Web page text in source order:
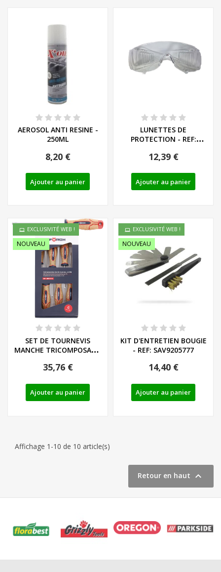
AEROSOL ANTI RESINE -
250ML
8,20 €
Ajouter au panier
LUNETTES DE
PROTECTION - REF:
12,39 €
Ajouter au panier
EXCLUSIVITÉ WEB !
NOUVEAU
SET DE TOURNEVIS
MANCHE TRICOMPOSANT
35,76 €
Ajouter au panier
EXCLUSIVITÉ WEB !
NOUVEAU
KIT D'ENTRETIEN BOUGIE
- REF: SAV9205777
14,40 €
Ajouter au panier
Affichage 1-10 de 10 article(s)
Retour en haut 